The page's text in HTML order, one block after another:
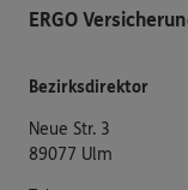
ERGO
Bezirksdirektor
Neue Str. 3
89077 Ulm